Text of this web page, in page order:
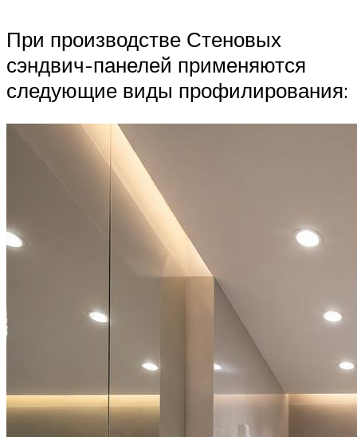
При производстве Стеновых
сэндвич-панелей применяются
следующие виды профилирования: